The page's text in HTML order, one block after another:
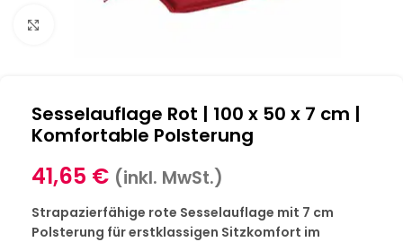
Sesselauflage Rot | 100 x 50 x 7 cm |
Komfortable Polsterung
41,65 € (inkl. MwSt.)
Strapazierfähige rote Sesselauflage mit 7 cm
Polsterung für erstklassigen Sitzkomfort im